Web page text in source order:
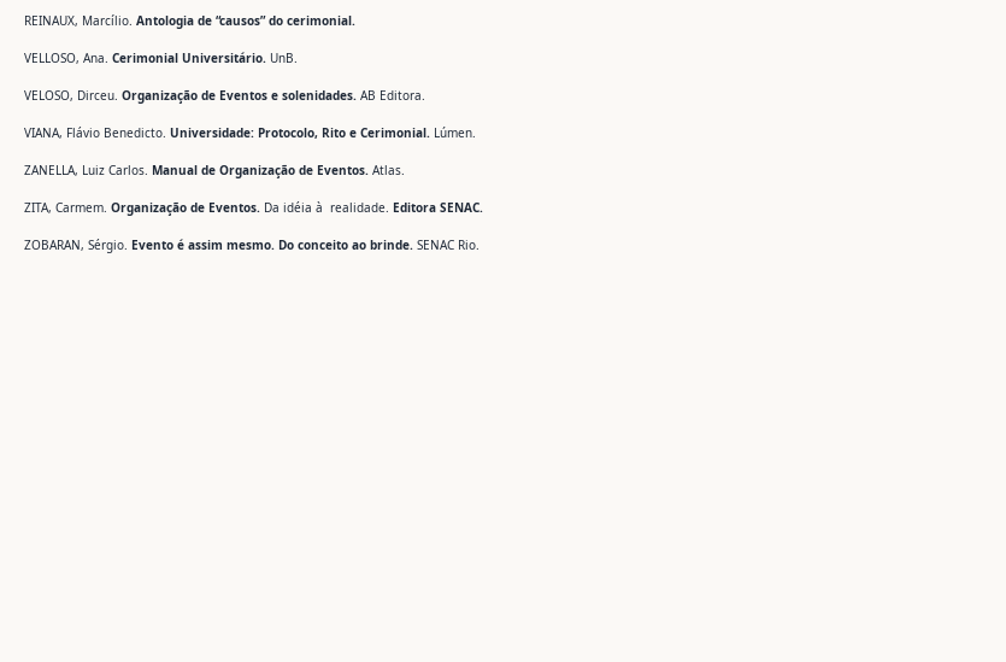
REINAUX, Marcílio. Antologia de “causos” do cerimonial.
VELLOSO, Ana. Cerimonial Universitário. UnB.
VELOSO, Dirceu. Organização de Eventos e solenidades. AB Editora.
VIANA, Flávio Benedicto. Universidade: Protocolo, Rito e Cerimonial. Lúmen.
ZANELLA, Luiz Carlos. Manual de Organização de Eventos. Atlas.
ZITA, Carmem. Organização de Eventos. Da idéia à realidade. Editora SENAC.
ZOBARAN, Sérgio. Evento é assim mesmo. Do conceito ao brinde. SENAC Rio.